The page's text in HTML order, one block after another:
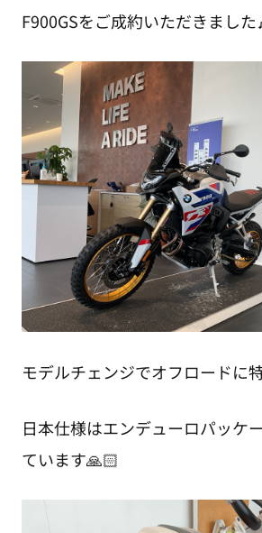
F900GSをご成約いただきました
モデルチェンジでオフロードに
日本仕様はエンデューロパッケ
ています🙏🏻